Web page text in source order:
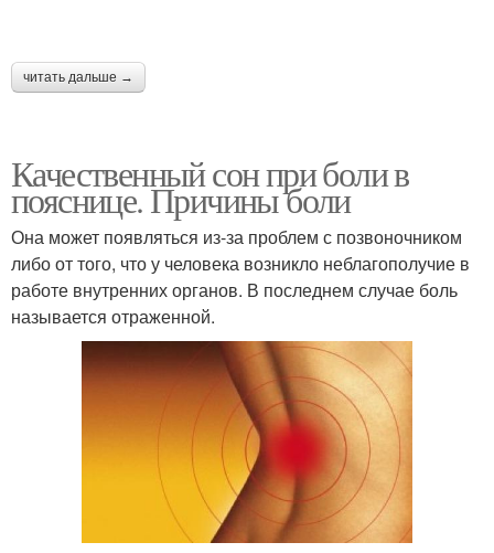
читать дальше →
Качественный сон при боли в
пояснице. Причины боли
Она может появляться из-за проблем с позвоночником
либо от того, что у человека возникло неблагополучие в
работе внутренних органов. В последнем случае боль
называется отраженной.